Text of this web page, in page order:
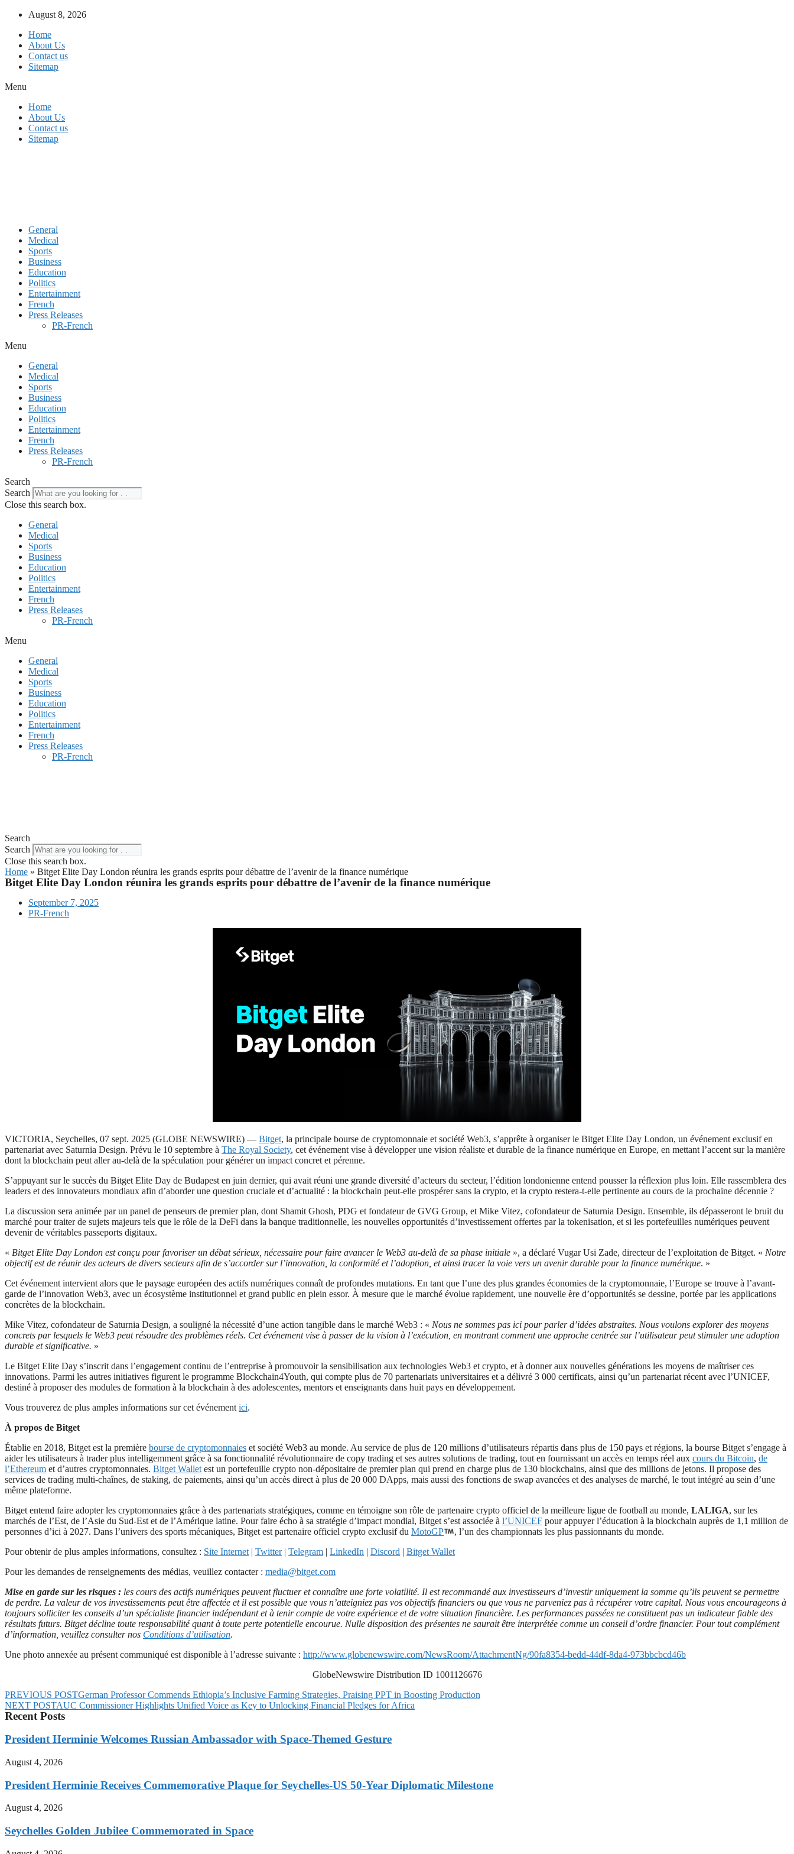
Skip
content
August 8, 2026
Home
About Us
Contact us
Sitemap
Menu
Home
About Us
Contact us
Sitemap
General
Medical
Sports
Business
Education
Politics
Entertainment
French
Press Releases
PR-French
Menu
General
Medical
Sports
Business
Education
Politics
Entertainment
French
Press Releases
PR-French
Search
Search
Close this search box.
General
Medical
Sports
Business
Education
Politics
Entertainment
French
Press Releases
PR-French
Menu
General
Medical
Sports
Business
Education
Politics
Entertainment
French
Press Releases
PR-French
Search
Search
Close this search box.
Home » Bitget Elite Day London réunira les grands esprits pour débattre de l’avenir de la finance numérique
Bitget Elite Day London réunira les grands esprits pour débattre de l’avenir de la finance numérique
September 7, 2025
PR-French
VICTORIA, Seychelles, 07 sept. 2025 (GLOBE NEWSWIRE) — Bitget, la principale bourse de cryptomonnaie et société Web3, s’apprête à organiser le Bitget Elite Day London, un événement exclusif en
partenariat avec Saturnia Design. Prévu le 10 septembre à The Royal Society, cet événement vise à développer une vision réaliste et durable de la finance numérique en Europe, en mettant l’accent sur la manière
dont la blockchain peut aller au-delà de la spéculation pour générer un impact concret et pérenne.
S’appuyant sur le succès du Bitget Elite Day de Budapest en juin dernier, qui avait réuni une grande diversité d’acteurs du secteur, l’édition londonienne entend pousser la réflexion plus loin. Elle rassemblera des
leaders et des innovateurs mondiaux afin d’aborder une question cruciale et d’actualité : la blockchain peut-elle prospérer sans la crypto, et la crypto restera-t-elle pertinente au cours de la prochaine décennie ?
La discussion sera animée par un panel de penseurs de premier plan, dont Shamit Ghosh, PDG et fondateur de GVG Group, et Mike Vitez, cofondateur de Saturnia Design. Ensemble, ils dépasseront le bruit du
marché pour traiter de sujets majeurs tels que le rôle de la DeFi dans la banque traditionnelle, les nouvelles opportunités d’investissement offertes par la tokenisation, et si les portefeuilles numériques peuvent
devenir de véritables passeports digitaux.
« Bitget Elite Day London est conçu pour favoriser un débat sérieux, nécessaire pour faire avancer le Web3 au-delà de sa phase initiale », a déclaré Vugar Usi Zade, directeur de l’exploitation de Bitget. « Notre
objectif est de réunir des acteurs de divers secteurs afin de s’accorder sur l’innovation, la conformité et l’adoption, et ainsi tracer la voie vers un avenir durable pour la finance numérique. »
Cet événement intervient alors que le paysage européen des actifs numériques connaît de profondes mutations. En tant que l’une des plus grandes économies de la cryptomonnaie, l’Europe se trouve à l’avant-
garde de l’innovation Web3, avec un écosystème institutionnel et grand public en plein essor. À mesure que le marché évolue rapidement, une nouvelle ère d’opportunités se dessine, portée par les applications
concrètes de la blockchain.
Mike Vitez, cofondateur de Saturnia Design, a souligné la nécessité d’une action tangible dans le marché Web3 : « Nous ne sommes pas ici pour parler d’idées abstraites. Nous voulons explorer des moyens
concrets par lesquels le Web3 peut résoudre des problèmes réels. Cet événement vise à passer de la vision à l’exécution, en montrant comment une approche centrée sur l’utilisateur peut stimuler une adoption
durable et significative. »
Le Bitget Elite Day s’inscrit dans l’engagement continu de l’entreprise à promouvoir la sensibilisation aux technologies Web3 et crypto, et à donner aux nouvelles générations les moyens de maîtriser ces
innovations. Parmi les autres initiatives figurent le programme Blockchain4Youth, qui compte plus de 70 partenariats universitaires et a délivré 3 000 certificats, ainsi qu’un partenariat récent avec l’UNICEF,
destiné à proposer des modules de formation à la blockchain à des adolescentes, mentors et enseignants dans huit pays en développement.
Vous trouverez de plus amples informations sur cet événement ici.
À propos de Bitget
Établie en 2018, Bitget est la première bourse de cryptomonnaies et société Web3 au monde. Au service de plus de 120 millions d’utilisateurs répartis dans plus de 150 pays et régions, la bourse Bitget s’engage à
aider les utilisateurs à trader plus intelligemment grâce à sa fonctionnalité révolutionnaire de copy trading et ses autres solutions de trading, tout en fournissant un accès en temps réel aux cours du Bitcoin, de
l’Ethereum et d’autres cryptomonnaies. Bitget Wallet est un portefeuille crypto non-dépositaire de premier plan qui prend en charge plus de 130 blockchains, ainsi que des millions de jetons. Il propose des
services de trading multi-chaînes, de staking, de paiements, ainsi qu’un accès direct à plus de 20 000 DApps, mais aussi des fonctions de swap avancées et des analyses de marché, le tout intégré au sein d’une
même plateforme.
Bitget entend faire adopter les cryptomonnaies grâce à des partenariats stratégiques, comme en témoigne son rôle de partenaire crypto officiel de la meilleure ligue de football au monde, LALIGA, sur les
marchés de l’Est, de l’Asie du Sud-Est et de l’Amérique latine. Pour faire écho à sa stratégie d’impact mondial, Bitget s’est associée à l’UNICEF pour appuyer l’éducation à la blockchain auprès de 1,1 million de
personnes d’ici à 2027. Dans l’univers des sports mécaniques, Bitget est partenaire officiel crypto exclusif du MotoGP
, l’un des championnats les plus passionnants du monde.
Pour obtenir de plus amples informations, consultez : Site Internet| Twitter| Telegram | LinkedIn | Discord | Bitget Wallet
Pour les demandes de renseignements des médias, veuillez contacter : media@bitget.com
Mise en garde sur les risques : les cours des actifs numériques peuvent fluctuer et connaître une forte volatilité. Il est recommandé aux investisseurs d’investir uniquement la somme qu’ils peuvent se permettre
de perdre. La valeur de vos investissements peut être affectée et il est possible que vous n’atteigniez pas vos objectifs financiers ou que vous ne parveniez pas à récupérer votre capital. Nous vous encourageons à
toujours solliciter les conseils d’un spécialiste financier indépendant et à tenir compte de votre expérience et de votre situation financière. Les performances passées ne constituent pas un indicateur fiable des
résultats futurs. Bitget décline toute responsabilité quant à toute perte potentielle encourue. Nulle disposition des présentes ne saurait être interprétée comme un conseil d’ordre financier. Pour tout complément
d’information, veuillez consulter nos Conditions d’utilisation.
Une photo annexée au présent communiqué est disponible à l’adresse suivante : http://www.globenewswire.com/NewsRoom/AttachmentNg/90fa8354-bedd-44df-8da4-973bbcbcd46b
GlobeNewswire Distribution ID 1001126676
PREVIOUS POSTGerman Professor Commends Ethiopia’s Inclusive Farming Strategies, Praising PPT in Boosting Production
NEXT POSTAUC Commissioner Highlights Unified Voice as Key to Unlocking Financial Pledges for Africa
Recent Posts
President Herminie Welcomes Russian Ambassador with Space-Themed Gesture
August 4, 2026
President Herminie Receives Commemorative Plaque for Seychelles-US 50-Year Diplomatic Milestone
August 4, 2026
Seychelles Golden Jubilee Commemorated in Space